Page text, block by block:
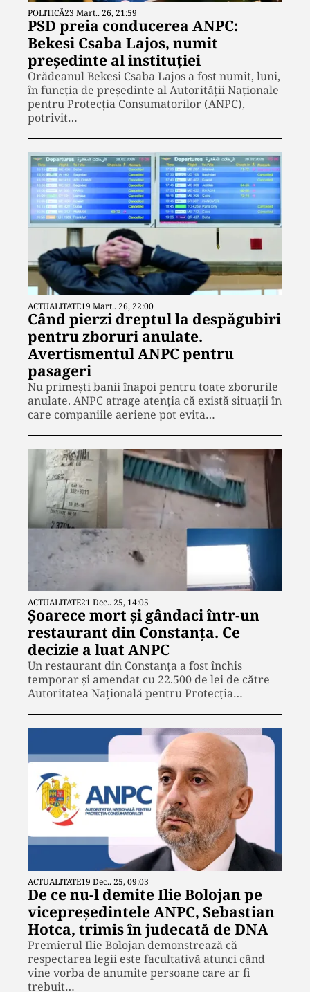
POLITICĂ23 Mart.. 26, 21:59
PSD preia conducerea ANPC:
Bekesi Csaba Lajos, numit
președinte al instituției
Orădeanul Bekesi Csaba Lajos a fost numit, luni,
în funcția de președinte al Autorităţii Naţionale
pentru Protecţia Consumatorilor (ANPC),
potrivit…
ACTUALITATE19 Mart.. 26, 22:00
Când pierzi dreptul la despăgubiri
pentru zboruri anulate.
Avertismentul ANPC pentru
pasageri
Nu primești banii înapoi pentru toate zborurile
anulate. ANPC atrage atenția că există situații în
care companiile aeriene pot evita…
ACTUALITATE21 Dec.. 25, 14:05
Șoarece mort și gândaci într-un
restaurant din Constanța. Ce
decizie a luat ANPC
Un restaurant din Constanța a fost închis
temporar și amendat cu 22.500 de lei de către
Autoritatea Națională pentru Protecția…
ACTUALITATE19 Dec.. 25, 09:03
De ce nu-l demite Ilie Bolojan pe
vicepreședintele ANPC, Sebastian
Hotca, trimis în judecată de DNA
Premierul Ilie Bolojan demonstrează că
respectarea legii este facultativă atunci când
vine vorba de anumite persoane care ar fi
trebuit…